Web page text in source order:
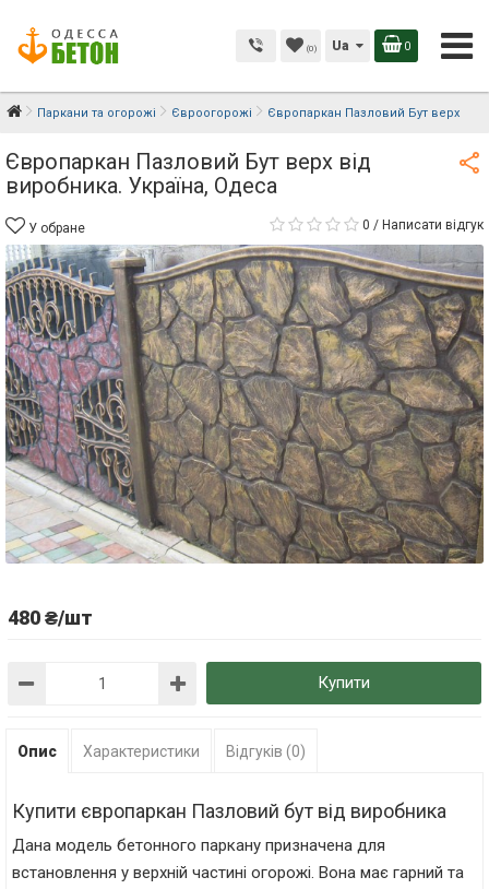
(0) Ua 0
Паркани та огорожі Євроогорожі Європаркан Пазловий Бут верх
Європаркан Пазловий Бут верх від
виробника. Україна, Одеса
У обране 0 / Написати відгук
480 ₴/шт
Купити
Опис Характеристики Відгуків (0)
Купити європаркан Пазловий бут від виробника
Дана модель бетонного паркану призначена для
встановлення у верхній частині огорожі. Вона має гарний та